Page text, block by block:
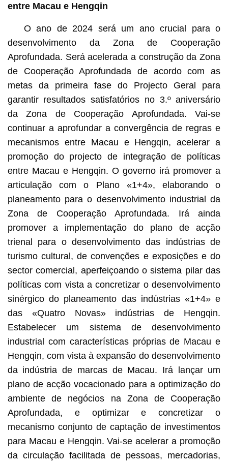
entre Macau e Hengqin
O ano de 2024 será um ano crucial para o
desenvolvimento da Zona de Cooperação
Aprofundada. Será acelerada a construção da Zona
de Cooperação Aprofundada de acordo com as
metas da primeira fase do Projecto Geral para
garantir resultados satisfatórios no 3.º aniversário
da Zona de Cooperação Aprofundada. Vai-se
continuar a aprofundar a convergência de regras e
mecanismos entre Macau e Hengqin, acelerar a
promoção do projecto de integração de políticas
entre Macau e Hengqin. O governo irá promover a
articulação com o Plano «1+4», elaborando o
planeamento para o desenvolvimento industrial da
Zona de Cooperação Aprofundada. Irá ainda
promover a implementação do plano de acção
trienal para o desenvolvimento das indústrias de
turismo cultural, de convenções e exposições e do
sector comercial, aperfeiçoando o sistema pilar das
políticas com vista a concretizar o desenvolvimento
sinérgico do planeamento das indústrias «1+4» e
das «Quatro Novas» indústrias de Hengqin.
Estabelecer um sistema de desenvolvimento
industrial com características próprias de Macau e
Hengqin, com vista à expansão do desenvolvimento
da indústria de marcas de Macau. Irá lançar um
plano de acção vocacionado para a optimização do
ambiente de negócios na Zona de Cooperação
Aprofundada, e optimizar e concretizar o
mecanismo conjunto de captação de investimentos
para Macau e Hengqin. Vai-se acelerar a promoção
da circulação facilitada de pessoas, mercadorias,